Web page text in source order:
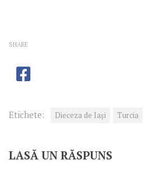
SHARE
Etichete: Dieceza de Iași Turcia
LASĂ UN RĂSPUNS